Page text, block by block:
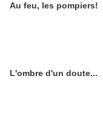
Au feu, les pompiers!
L'ombre d'un doute...